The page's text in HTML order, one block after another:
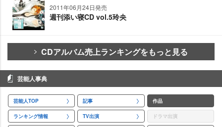
2011年06月24日発売
週刊添い寝CD vol.5玲央
CDアルバム売上ランキングをもっと見る
芸能人事典
芸能人TOP 記事 作品
ランキング情報 TV出演 ドラマ出演